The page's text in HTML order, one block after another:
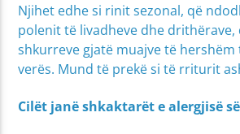
Njihet edhe si rinit sezonal, që
polenit të livadheve dhe drithërave,
shkurreve gjatë muajve të
verës. Mund të prekë si të rriturit
Cilët janë shkaktarët e alergjisë